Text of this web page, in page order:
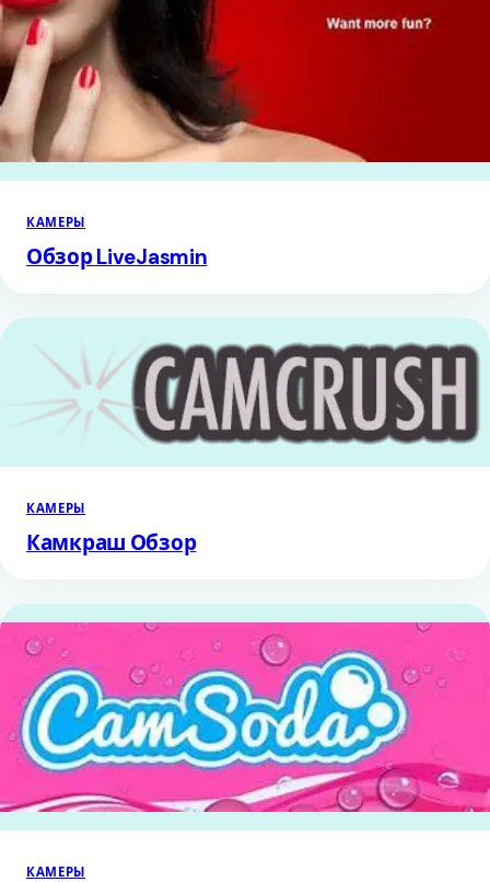
КАМЕРЫ
Обзор LiveJasmin
КАМЕРЫ
Камкраш Обзор
КАМЕРЫ